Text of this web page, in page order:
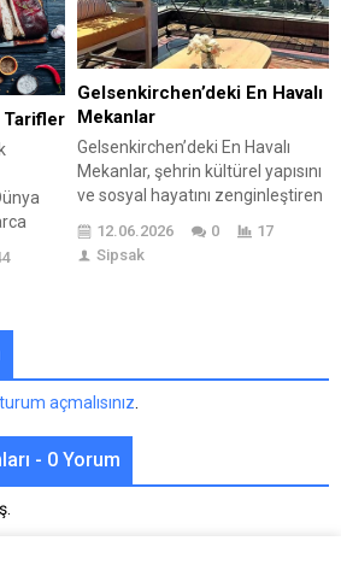
sıralamasında birbirinden eşsiz
lezzetler yer alıyor. En Pahalı...
Tarifler
farklı
Gelsenkirchen’deki En Havalı
Mekanlar
Gelsenkirchen’deki En Havalı
Mekanlar, şehrin kültürel yapısını
ve sosyal hayatını zenginleştiren
önemli noktaları keşfetmek için
rehber niteliğinde bir makaledir.
Bu yazıda, Gelsenkirchen’deki en
farklı deneyimlerin kapılarını
aralar. Ayrıca, Gelsenkirchen’de
mutlaka ziyaret edilmesi
gereken...
12.06.2026 0
17
Sipsak
açmalısınız
- 0 Yorum